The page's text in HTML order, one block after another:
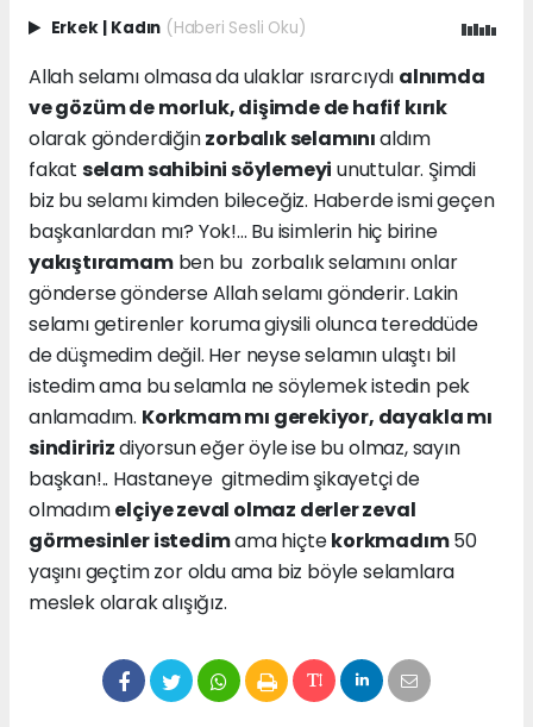
Erkek Kadın (Haberi Sesli Oku)
Allah selamı olmasa da ulaklar ısrarcıydı alnımda
ve gözüm de morluk, dişimde de hafif kırık
olarak gönderdiğinzorbalık selamınıaldım
fakat selam sahibini söylemeyi unuttular. Şimdi
biz bu selamı kimden bileceğiz. Haberde ismi geçen
başkanlardan mı? Yok!... Bu isimlerin hiç birine
yakıştıramamben bu zorbalık selamını onlar
gönderse gönderse Allah selamı gönderir. Lakin
selamı getirenler koruma giysili olunca tereddüde
de düşmedim değil. Her neyse selamın ulaştı bil
istedim ama bu selamla ne söylemek istedin pek
anlamadım. Korkmam mı gerekiyor, dayakla mı
sindiririzdiyorsun eğer öyle ise bu olmaz, sayın
başkan!.. Hastaneye gitmedim şikayetçi de
olmadımelçiye zeval olmaz derler zeval
görmesinler istedimama hiçtekorkmadım50
yaşını geçtim zor oldu ama biz böyle selamlara
meslek olarak alışığız.